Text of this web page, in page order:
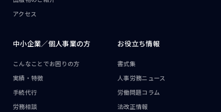
アクセス
中小企業／個人事業の方
こんなことでお困りの方
実績・特徴
手続代行
労務相談
お役立ち情報
書式集
人事労務ニュース
労働問題コラム
法改正情報